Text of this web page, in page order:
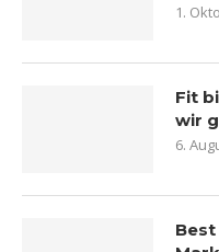
1.
Fit
wir
6.